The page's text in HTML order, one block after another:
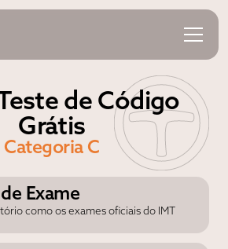
de Código
Grátis
Categoria C
Exame
como os exames oficiais do IMT